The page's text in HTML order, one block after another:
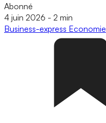
Abonné
4 juin 2026 - 2 min
Business-express Economie